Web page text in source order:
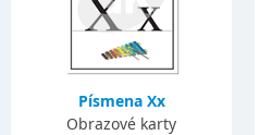
Písmena Xx
Obrazové karty